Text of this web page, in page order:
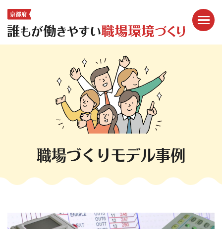
メニ
職場づくりモデル事例